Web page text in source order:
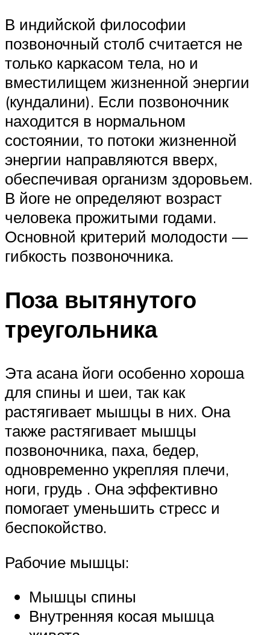
В индийской философии
позвоночный столб считается не
только каркасом тела, но и
вместилищем жизненной энергии
(кундалини). Если позвоночник
находится в нормальном
состоянии, то потоки жизненной
энергии направляются вверх,
обеспечивая организм здоровьем.
В йоге не определяют возраст
человека прожитыми годами.
Основной критерий молодости —
гибкость позвоночника.
Поза вытянутого
треугольника
Эта асана йоги особенно хороша
для спины и шеи, так как
растягивает мышцы в них. Она
также растягивает мышцы
позвоночника, паха, бедер,
одновременно укрепляя плечи,
ноги, грудь . Она эффективно
помогает уменьшить стресс и
беспокойство.
Рабочие мышцы:
Мышцы спины
Внутренняя косая мышца